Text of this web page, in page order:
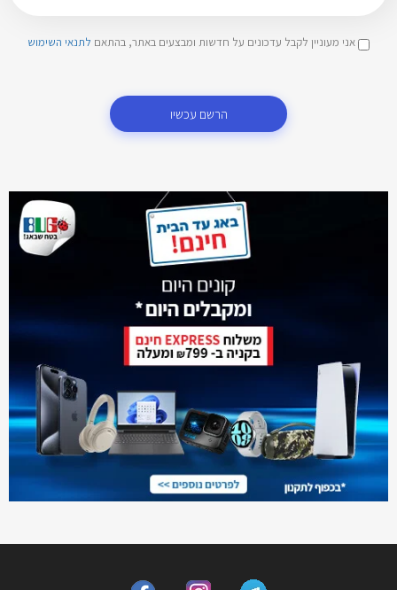
אני מעוניין לקבל עדכונים על חדשות ומבצעים באתר, בהתאם לתנאי השימוש
הרשם עכשיו